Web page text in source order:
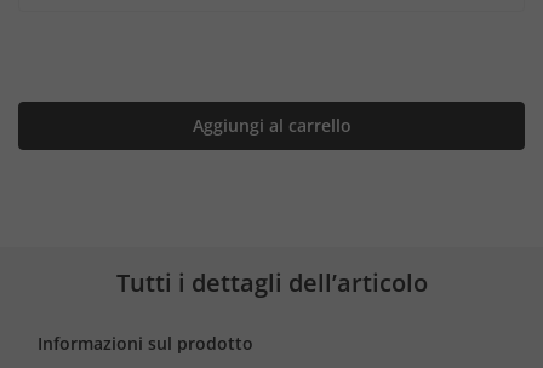
Aggiungi al carrello
Tutti i dettagli dell’articolo
Informazioni sul prodotto